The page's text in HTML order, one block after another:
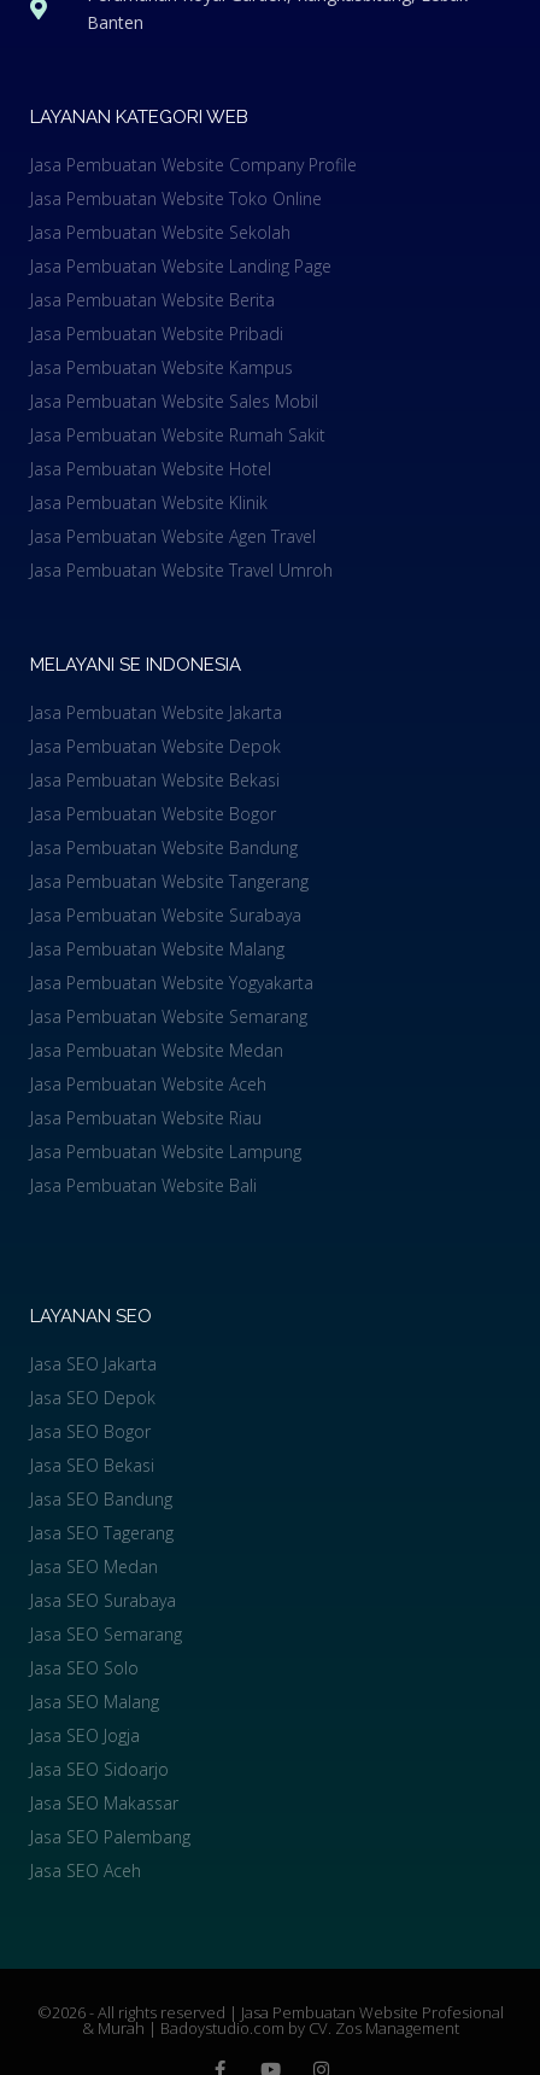
Banten
LAYANAN KATEGORI WEB
Jasa Pembuatan Website Company Profile
Jasa Pembuatan Website Toko Online
Jasa Pembuatan Website Sekolah
Jasa Pembuatan Website Landing Page
Jasa Pembuatan Website Berita
Jasa Pembuatan Website Pribadi
Jasa Pembuatan Website Kampus
Jasa Pembuatan Website Sales Mobil
Jasa Pembuatan Website Rumah Sakit
Jasa Pembuatan Website Hotel
Jasa Pembuatan Website Klinik
Jasa Pembuatan Website Agen Travel
Jasa Pembuatan Website Travel Umroh
MELAYANI SE INDONESIA
Jasa Pembuatan Website Jakarta
Jasa Pembuatan Website Depok
Jasa Pembuatan Website Bekasi
Jasa Pembuatan Website Bogor
Jasa Pembuatan Website Bandung
Jasa Pembuatan Website Tangerang
Jasa Pembuatan Website Surabaya
Jasa Pembuatan Website Malang
Jasa Pembuatan Website Yogyakarta
Jasa Pembuatan Website Semarang
Jasa Pembuatan Website Medan
Jasa Pembuatan Website Aceh
Jasa Pembuatan Website Riau
Jasa Pembuatan Website Lampung
Jasa Pembuatan Website Bali
LAYANAN SEO
Jasa SEO Jakarta
Jasa SEO Depok
Jasa SEO Bogor
Jasa SEO Bekasi
Jasa SEO Bandung
Jasa SEO Tagerang
Jasa SEO Medan
Jasa SEO Surabaya
Jasa SEO Semarang
Jasa SEO Solo
Jasa SEO Malang
Jasa SEO Jogja
Jasa SEO Sidoarjo
Jasa SEO Makassar
Jasa SEO Palembang
Jasa SEO Aceh
©2026 - All rights reserved | Jasa Pembuatan Website Profesional
& Murah | Badoystudio.com by CV. Zos Management